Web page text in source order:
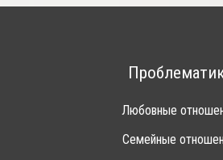
Любовные
Семейные